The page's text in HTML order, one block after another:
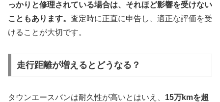
っかりと修理されている場合は、それほど影響を受けない
こともあります。 査定時に正直に申告し、適正な評価を受
けることが大切です。
走行距離が増えるとどうなる？
タウンエースバンは耐久性が高いとはいえ、 15万kmを超